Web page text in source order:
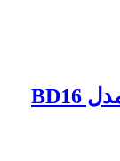
دانگل بلوتوث ELEVEN ایلون مدل BD16